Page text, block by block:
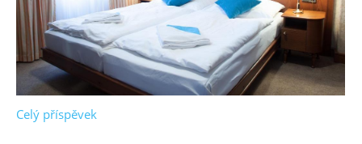
Celý příspěvek